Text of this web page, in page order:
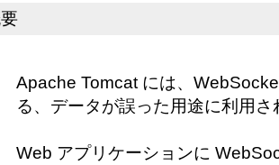
Apache Tomcat には、
る、データが誤った用途に利用
Web アプリケーションに